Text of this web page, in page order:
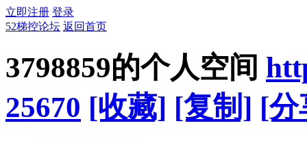
立即注册 登录
52梯控论坛 返回首页
3798859的个人空间
25670 [收藏] [复制] [分